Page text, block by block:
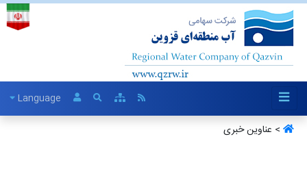
Language
> عناوین خبری